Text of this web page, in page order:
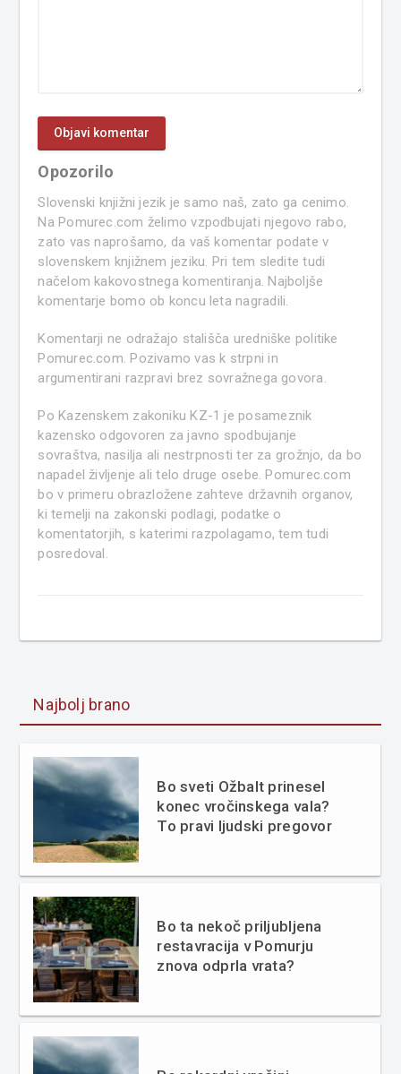
Opozorilo
Slovenski knjižni jezik je samo naš, zato ga cenimo.
Na Pomurec.com želimo vzpodbujati njegovo rabo,
zato vas naprošamo, da vaš komentar podate v
slovenskem knjižnem jeziku. Pri tem sledite tudi
načelom kakovostnega komentiranja. Najboljše
komentarje bomo ob koncu leta nagradili.
Komentarji ne odražajo stališča uredniške politike
Pomurec.com. Pozivamo vas k strpni in
argumentirani razpravi brez sovražnega govora.
Po Kazenskem zakoniku KZ-1 je posameznik
kazensko odgovoren za javno spodbujanje
sovraštva, nasilja ali nestrpnosti ter za grožnjo, da bo
napadel življenje ali telo druge osebe. Pomurec.com
bo v primeru obrazložene zahteve državnih organov,
ki temelji na zakonski podlagi, podatke o
komentatorjih, s katerimi razpolagamo, tem tudi
posredoval.
Najbolj brano
Bo sveti Ožbalt prinesel
konec vročinskega vala?
To pravi ljudski pregovor
Bo ta nekoč priljubljena
restavracija v Pomurju
znova odprla vrata?